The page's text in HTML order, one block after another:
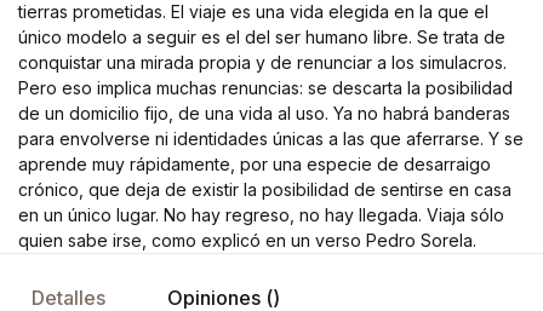
tierras prometidas. El viaje es una vida elegida en la que el
único modelo a seguir es el del ser humano libre. Se trata de
conquistar una mirada propia y de renunciar a los simulacros.
Pero eso implica muchas renuncias: se descarta la posibilidad
de un domicilio fijo, de una vida al uso. Ya no habrá banderas
para envolverse ni identidades únicas a las que aferrarse. Y se
aprende muy rápidamente, por una especie de desarraigo
crónico, que deja de existir la posibilidad de sentirse en casa
en un único lugar. No hay regreso, no hay llegada. Viaja sólo
quien sabe irse, como explicó en un verso Pedro Sorela.
Detalles Opiniones ()